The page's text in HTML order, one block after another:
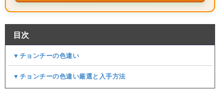
目次
▼チョンチーの色違い
▼チョンチーの色違い厳選と入手方法